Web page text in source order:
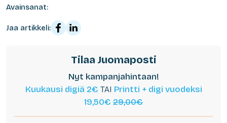
Avainsanat:
Jaa artikkeli:
Tilaa Juomaposti
Nyt kampanjahintaan!
Kuukausi digiä 2€ TAI Printti + digi vuodeksi
19,50€ 29,00€